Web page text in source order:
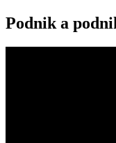
Podnik a